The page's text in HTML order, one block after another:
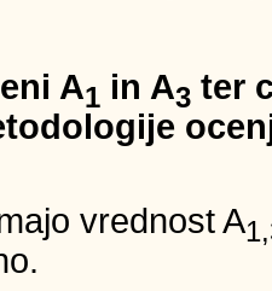
A1 in A3 ter
vrednost A